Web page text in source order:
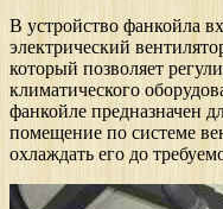
В устройство фанкойла
электрический
который позволяет
климатического
фанкойле предназначен
помещение по системе
охлаждать его до